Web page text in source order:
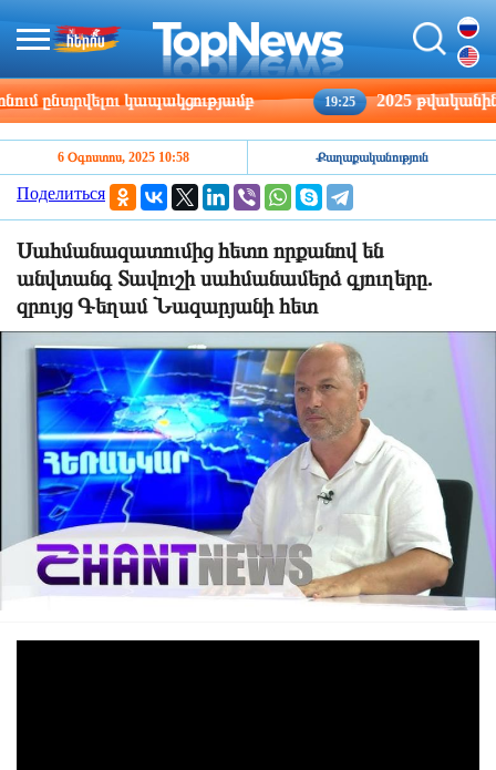
կապակցությամբ 19:25 2025 թվականին
6 Օգոստոս, 2025 10:58 Քաղաքականություն
Поделиться
Սահմանազատումից հետո որքանով են
անվտանգ Տավուշի սահմանամերձ գյուղերը.
զրույց Գեղամ Նազարյանի հետ